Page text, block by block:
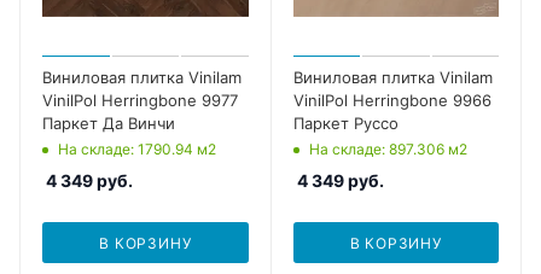
Виниловая плитка Vinilam
VinilPol Herringbone 9977
Паркет Да Винчи
На складе: 1790.94 м2
4 349руб.
В КОРЗИНУ
Виниловая плитка Vinilam
VinilPol Herringbone 9966
Паркет Руссо
На складе: 897.306 м2
4 349руб.
В КОРЗИНУ